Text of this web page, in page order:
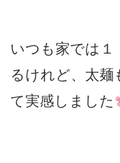
いつも家では１
るけれど、太麺
て実感しました